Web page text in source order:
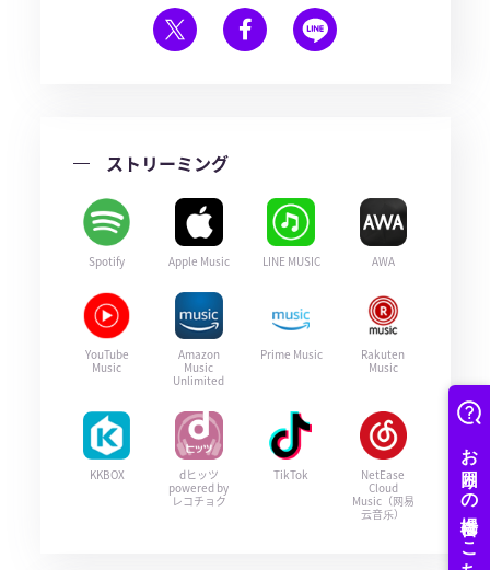
ストリーミング
Spotify Apple Music LINE MUSIC AWA
YouTube
Music
Amazon
Music
Unlimited
Prime Music
Rakuten
Music
KKBOX
dヒッツ
powered by
レコチョク
TikTok
NetEase
Cloud
Music（网易
云音乐）